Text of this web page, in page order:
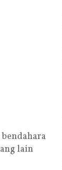
lain